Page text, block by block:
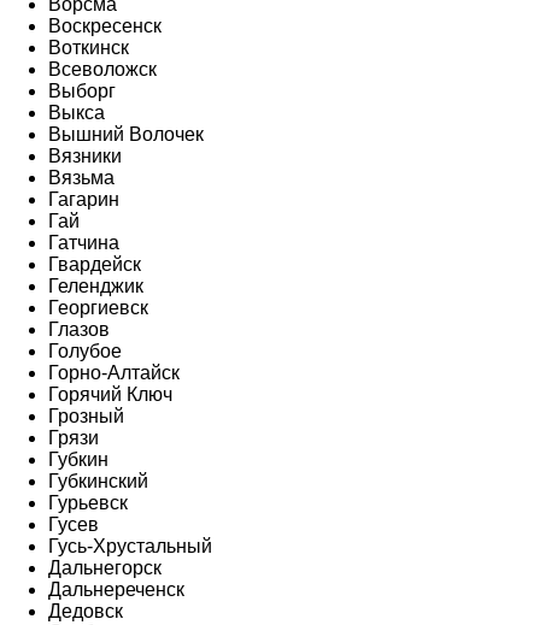
Ворсма
Воскресенск
Воткинск
Всеволожск
Выборг
Выкса
Вышний Волочек
Вязники
Вязьма
Гагарин
Гай
Гатчина
Гвардейск
Геленджик
Георгиевск
Глазов
Голубое
Горно-Алтайск
Горячий Ключ
Грозный
Грязи
Губкин
Губкинский
Гурьевск
Гусев
Гусь-Хрустальный
Дальнегорск
Дальнереченск
Дедовск